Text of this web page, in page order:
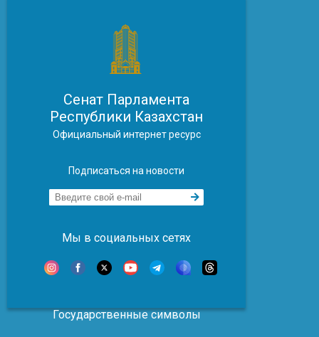
Сенат Парламента
Республики Казахстан
Официальный интернет ресурс
Подписаться на новости
Мы в социальных сетях
Государственные символы